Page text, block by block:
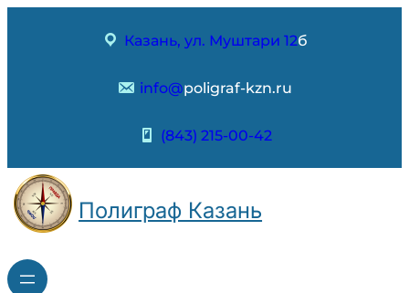
Казань, ул. Муштари 12б
info@poligraf-kzn.ru
(843) 215-00-42
Полиграф Казань